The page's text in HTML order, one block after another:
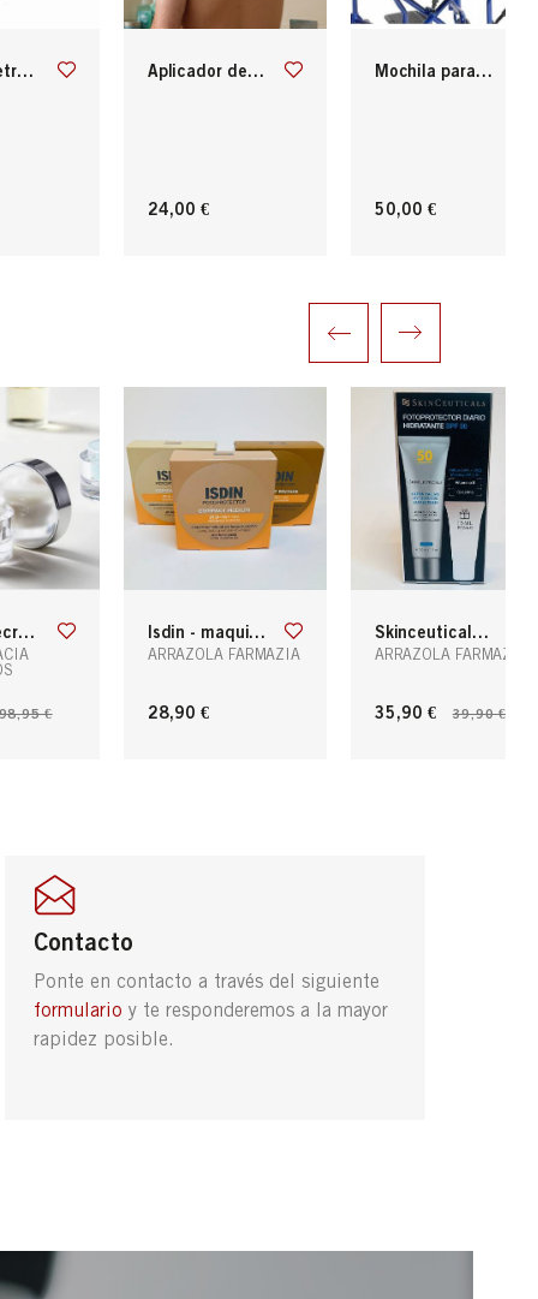
aplicador de crema con mango largo
24,00 €
mochila para silla de ruedas
50,00 €
50ml
€
isdin - maquillaje compacto sol spf50+: bronce, light y medium
ARRAZOLA FARMAZIA
28,90 €
skinceuticals ultra facial defense spf50
ARRAZOLA FARMAZIA
35,90 € 39,90 €
Contacto
Ponte en contacto a través del siguiente
formulario y te responderemos a la mayor
rapidez posible.